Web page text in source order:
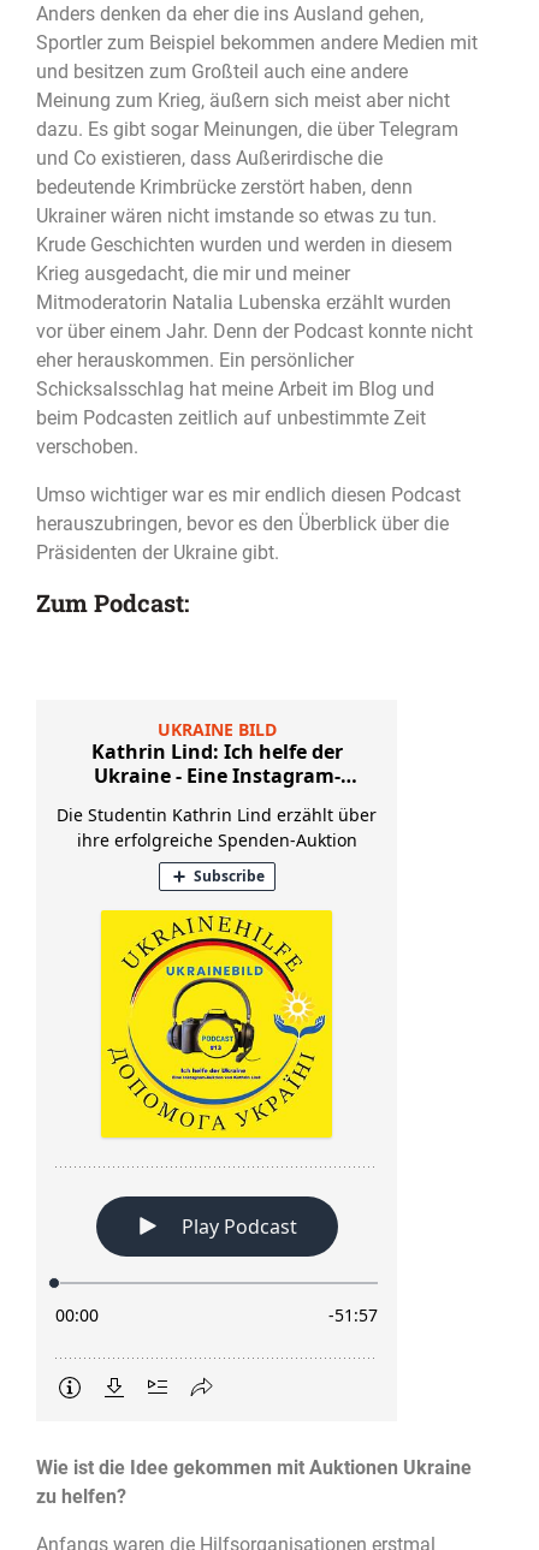
Anders denken da eher die ins Ausland gehen,
Sportler zum Beispiel bekommen andere Medien mit
und besitzen zum Großteil auch eine andere
Meinung zum Krieg, äußern sich meist aber nicht
dazu. Es gibt sogar Meinungen, die über Telegram
und Co existieren, dass Außerirdische die
bedeutende Krimbrücke zerstört haben, denn
Ukrainer wären nicht imstande so etwas zu tun.
Krude Geschichten wurden und werden in diesem
Krieg ausgedacht, die mir und meiner
Mitmoderatorin Natalia Lubenska erzählt wurden
vor über einem Jahr. Denn der Podcast konnte nicht
eher herauskommen. Ein persönlicher
Schicksalsschlag hat meine Arbeit im Blog und
beim Podcasten zeitlich auf unbestimmte Zeit
verschoben.
Umso wichtiger war es mir endlich diesen Podcast
herauszubringen, bevor es den Überblick über die
Präsidenten der Ukraine gibt.
Zum Podcast:
Wie ist die Idee gekommen mit Auktionen Ukraine
zu helfen?
Anfangs waren die Hilfsorganisationen erstmal